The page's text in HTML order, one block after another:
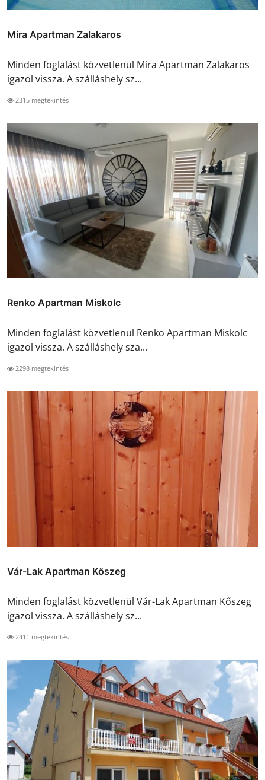
Mira Apartman Zalakaros
Minden foglalást közvetlenül Mira Apartman Zalakaros
igazol vissza. A szálláshely sz...
2315 megtekintés
Renko Apartman Miskolc
Minden foglalást közvetlenül Renko Apartman Miskolc
igazol vissza. A szálláshely sza...
2298 megtekintés
Vár-Lak Apartman Kőszeg
Minden foglalást közvetlenül Vár-Lak Apartman Kőszeg
igazol vissza. A szálláshely sz...
2411 megtekintés